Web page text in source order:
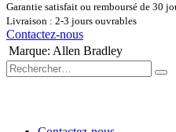
Garantie satisfait ou remboursé de 30
Livraison : 2-3 jours ouvrables
Contactez-nous
Marque: Allen Bradley